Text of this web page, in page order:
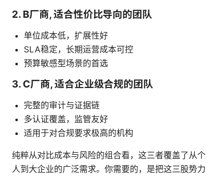
2. B厂商, 适合性价比导向的团队
单位成本低，扩展性好
SLA稳定，长期运营成本可控
预算敏感型场景的首选
3. C厂商, 适合企业级合规的团队
完整的审计与证据链
多认证覆盖，监管友好
适用于对合规要求极高的机构
纯粹从对比成本与风险的组合看，这三者覆盖了从个
人到大企业的广泛需求。你需要的，是把这三股势力